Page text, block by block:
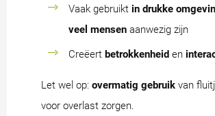
Vaak gebruikt in drukke
veel mensen aanwezig zijn
Creëert betrokkenheid en
Let wel op: overmatig gebruik van
voor overlast zorgen.